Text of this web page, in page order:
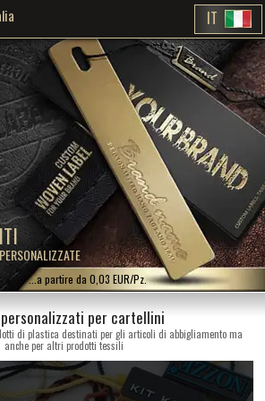
IT
...a partire da 0,03 EUR/Pz.
per cartellini
di plastica destinati per gli articoli di abbigliamento ma
anche per altri prodotti tessili